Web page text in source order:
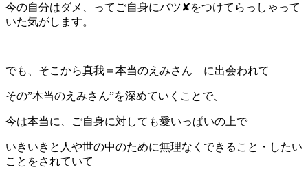
今の自分はダメ、ってご自身にバツ✘をつけてらっしゃって
いた気がします。
でも、そこから真我＝本当のえみさん に出会われて
その”本当のえみさん”を深めていくことで、
今は本当に、ご自身に対しても愛いっぱいの上で
いきいきと人や世の中のために無理なくできること・したい
ことをされていて